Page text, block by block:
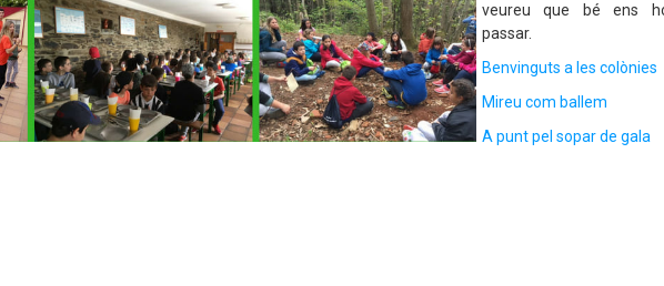
veureu que bé ens
passar.
Benvinguts a les colònies
Mireu com ballem
A punt pel sopar de gala